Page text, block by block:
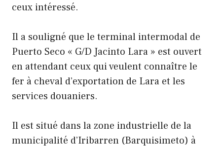
ceux intéressé.
Il a souligné que le terminal intermodal de
Puerto Seco « G/D Jacinto Lara » est ouvert
en attendant ceux qui veulent connaître le
fer à cheval d’exportation de Lara et les
services douaniers.
Il est situé dans la zone industrielle de la
municipalité d’Iribarren (Barquisimeto) à